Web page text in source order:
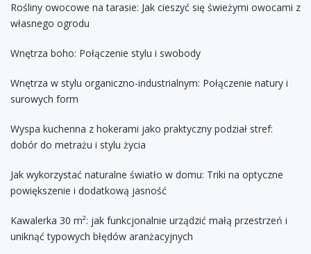
Rośliny owocowe na tarasie: Jak cieszyć się świeżymi owocami z
własnego ogrodu
Wnętrza boho: Połączenie stylu i swobody
Wnętrza w stylu organiczno-industrialnym: Połączenie natury i
surowych form
Wyspa kuchenna z hokerami jako praktyczny podział stref:
dobór do metrażu i stylu życia
Jak wykorzystać naturalne światło w domu: Triki na optyczne
powiększenie i dodatkową jasność
Kawalerka 30 m²: jak funkcjonalnie urządzić małą przestrzeń i
uniknąć typowych błędów aranżacyjnych